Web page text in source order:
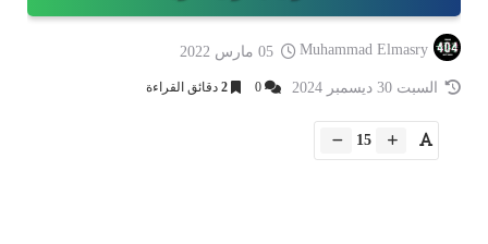
Muhammad Elmasry
السبت 30 ديسمبر 2024 0
2 دقائق القراءة
15